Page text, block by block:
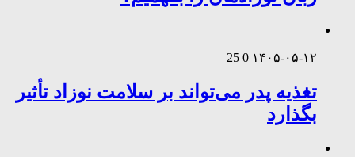
۱۴۰۵-۰۵-۱۲ 0
25
تغذیه پدر می‌تواند بر سلامت نوزاد تأثیر
بگذارد